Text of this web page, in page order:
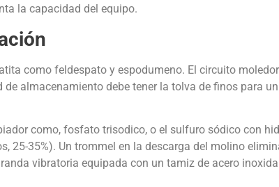
la capacidad del equipo.
como feldespato y espodumeno. El circuito
almacenamiento debe tener la tolva de finos para
como, fosfato trisodico, o el sulfuro sódico con
25-35%). Un trommel en la descarga del molino
vibratoria equipada con un tamiz de acero